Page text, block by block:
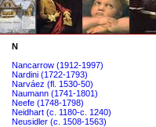
N
Nancarrow (1912-1997)
Nardini (1722-1793)
Narváez (fl. 1530-50)
Naumann (1741-1801)
Neefe (1748-1798)
Neidhart (c. 1180-c. 1240)
Neusidler (c. 1508-1563)